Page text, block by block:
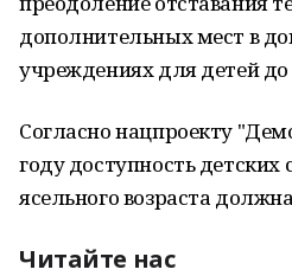
дополнительных мест в
учреждениях для детей до
Согласно нацпроекту
году доступность детских
ясельного возраста
Читайте нас